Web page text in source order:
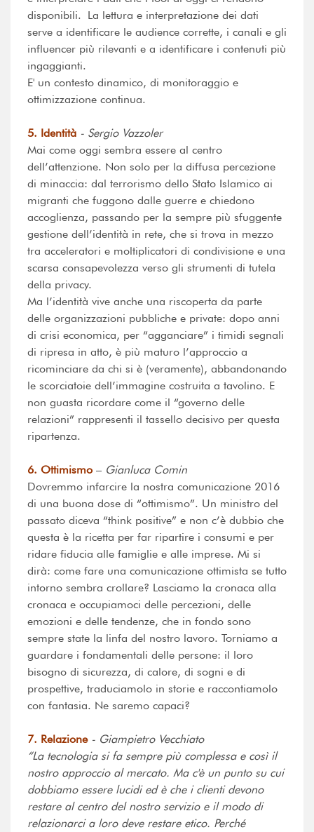
disponibili. La lettura e interpretazione dei dati
serve a identificare le audience corrette, i canali e gli
influencer più rilevanti e a identificare i contenuti più
ingaggianti.
E' un contesto dinamico, di monitoraggio e
ottimizzazione continua.
5. Identità - Sergio Vazzoler
Mai come oggi sembra essere al centro
dell’attenzione. Non solo per la diffusa percezione
di minaccia: dal terrorismo dello Stato Islamico ai
migranti che fuggono dalle guerre e chiedono
accoglienza, passando per la sempre più sfuggente
gestione dell’identità in rete, che si trova in mezzo
tra acceleratori e moltiplicatori di condivisione e una
scarsa consapevolezza verso gli strumenti di tutela
della privacy.
Ma l’identità vive anche una riscoperta da parte
delle organizzazioni pubbliche e private: dopo anni
di crisi economica, per “agganciare” i timidi segnali
di ripresa in atto, è più maturo l’approccio a
ricominciare da chi si è (veramente), abbandonando
le scorciatoie dell’immagine costruita a tavolino. E
non guasta ricordare come il “governo delle
relazioni” rappresenti il tassello decisivo per questa
ripartenza.
6. Ottimismo – Gianluca Comin
Dovremmo infarcire la nostra comunicazione 2016
di una buona dose di “ottimismo”. Un ministro del
passato diceva “think positive” e non c’è dubbio che
questa è la ricetta per far ripartire i consumi e per
ridare fiducia alle famiglie e alle imprese. Mi si
dirà: come fare una comunicazione ottimista se tutto
intorno sembra crollare? Lasciamo la cronaca alla
cronaca e occupiamoci delle percezioni, delle
emozioni e delle tendenze, che in fondo sono
sempre state la linfa del nostro lavoro. Torniamo a
guardare i fondamentali delle persone: il loro
bisogno di sicurezza, di calore, di sogni e di
prospettive, traduciamolo in storie e raccontiamolo
con fantasia. Ne saremo capaci?
7. Relazione - Giampietro Vecchiato
“La tecnologia si fa sempre più complessa e così il
nostro approccio al mercato. Ma c'è un punto su cui
dobbiamo essere lucidi ed è che i clienti devono
restare al centro del nostro servizio e il modo di
relazionarci a loro deve restare etico. Perché